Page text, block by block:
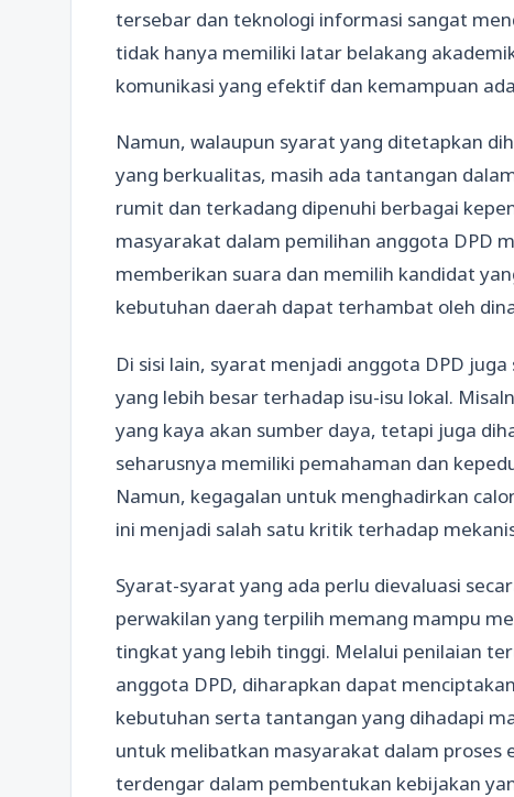
tersebar dan teknologi informasi sangat
tidak hanya memiliki latar belakang
komunikasi yang efektif dan kemampuan
Namun, walaupun syarat yang ditetapkan
yang berkualitas, masih ada tantangan
rumit dan terkadang dipenuhi berbagai
masyarakat dalam pemilihan anggota DPD
memberikan suara dan memilih kandidat
kebutuhan daerah dapat terhambat oleh
Di sisi lain, syarat menjadi anggota DPD
yang lebih besar terhadap isu-isu lokal.
yang kaya akan sumber daya, tetapi juga
seharusnya memiliki pemahaman dan
Namun, kegagalan untuk menghadirkan
ini menjadi salah satu kritik terhadap
Syarat-syarat yang ada perlu dievaluasi
perwakilan yang terpilih memang mampu
tingkat yang lebih tinggi. Melalui penilaian
anggota DPD, diharapkan dapat
kebutuhan serta tantangan yang dihadapi
untuk melibatkan masyarakat dalam proses
terdengar dalam pembentukan kebijakan